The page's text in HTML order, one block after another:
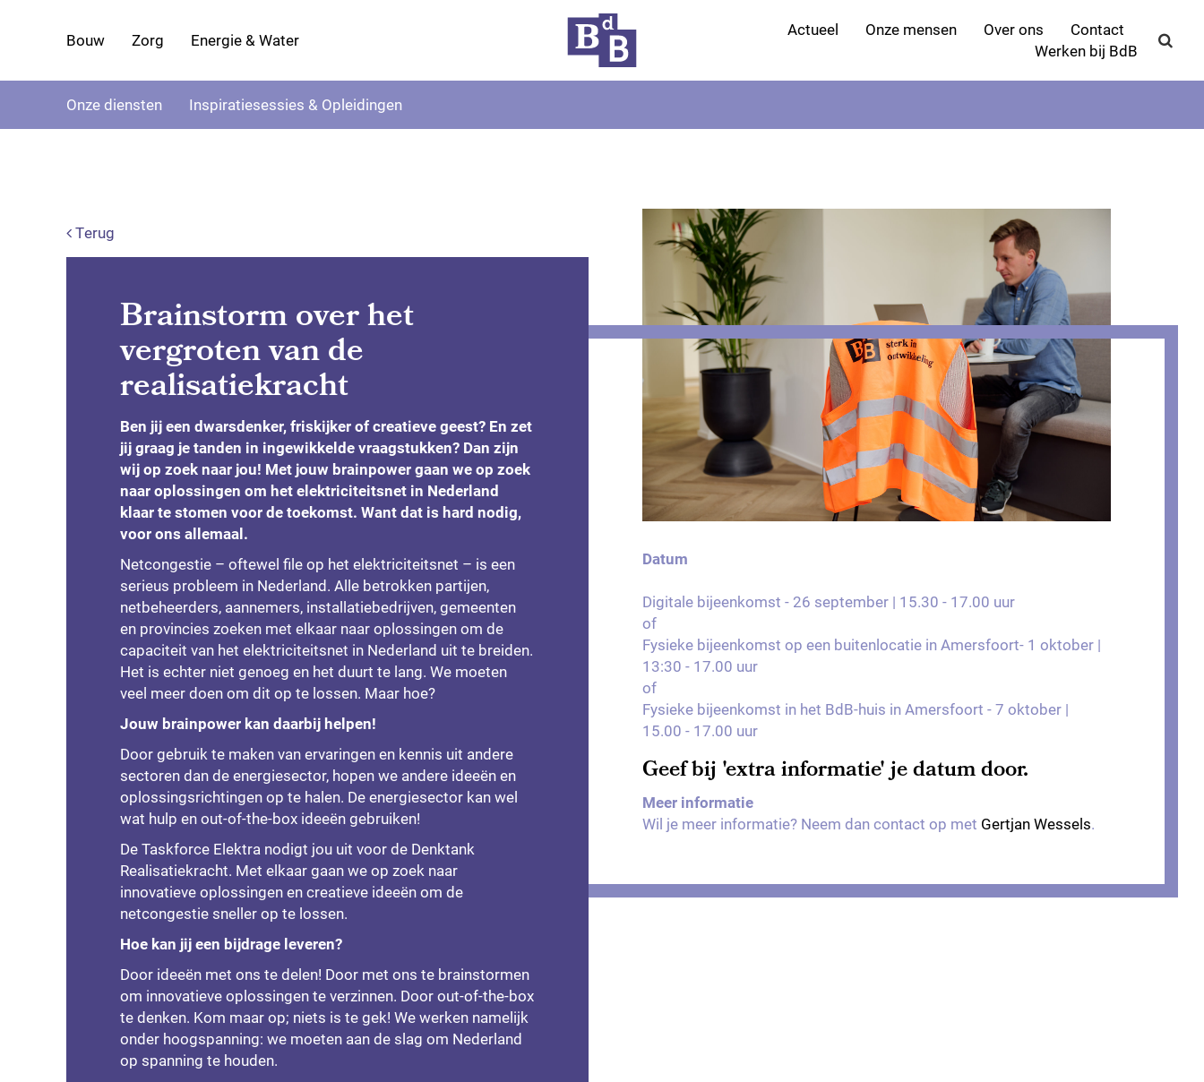
Bouw Zorg Energie & Water
Actueel Onze mensen Over ons
Contact
Werken bij BdB
Onze diensten Inspiratiesessies & Opleidingen
Terug
Brainstorm over het
vergroten van de
realisatiekracht
Ben jij een dwarsdenker, friskijker of creatieve geest? En zet
jij graag je tanden in ingewikkelde vraagstukken? Dan zijn
wij op zoek naar jou! Met jouw brainpower gaan we op zoek
naar oplossingen om het elektriciteitsnet in Nederland
klaar te stomen voor de toekomst. Want dat is hard nodig,
voor ons allemaal.
Netcongestie – oftewel file op het elektriciteitsnet – is een
serieus probleem in Nederland. Alle betrokken partijen,
netbeheerders, aannemers, installatiebedrijven, gemeenten
en provincies zoeken met elkaar naar oplossingen om de
capaciteit van het elektriciteitsnet in Nederland uit te breiden.
Het is echter niet genoeg en het duurt te lang. We moeten
veel meer doen om dit op te lossen. Maar hoe?
Jouw brainpower kan daarbij helpen!
Door gebruik te maken van ervaringen en kennis uit andere
sectoren dan de energiesector, hopen we andere ideeën en
oplossingsrichtingen op te halen. De energiesector kan wel
wat hulp en out-of-the-box ideeën gebruiken!
De Taskforce Elektra nodigt jou uit voor de Denktank
Realisatiekracht. Met elkaar gaan we op zoek naar
innovatieve oplossingen en creatieve ideeën om de
netcongestie sneller op te lossen.
Hoe kan jij een bijdrage leveren?
Door ideeën met ons te delen! Door met ons te brainstormen
om innovatieve oplossingen te verzinnen. Door out-of-the-box
te denken. Kom maar op; niets is te gek! We werken namelijk
onder hoogspanning: we moeten aan de slag om Nederland
op spanning te houden.
Datum
Digitale bijeenkomst - 26 september | 15.30 - 17.00 uur
of
Fysieke bijeenkomst op een buitenlocatie in Amersfoort- 1 oktober |
13:30 - 17.00 uur
of
Fysieke bijeenkomst in het BdB-huis in Amersfoort - 7 oktober |
15.00 - 17.00 uur
Geef bij 'extra informatie' je datum door.
Meer informatie
Wil je meer informatie? Neem dan contact op met Gertjan Wessels.